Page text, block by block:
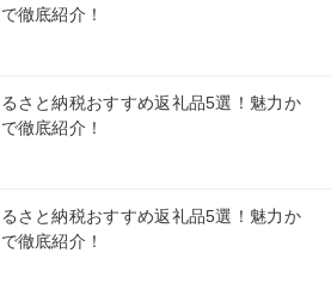
徹底紹介！
さと納税おすすめ返礼品5選！魅力か
徹底紹介！
さと納税おすすめ返礼品5選！魅力か
徹底紹介！